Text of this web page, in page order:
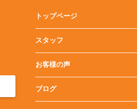
トップページ
スタッフ
お客様の声
ブログ